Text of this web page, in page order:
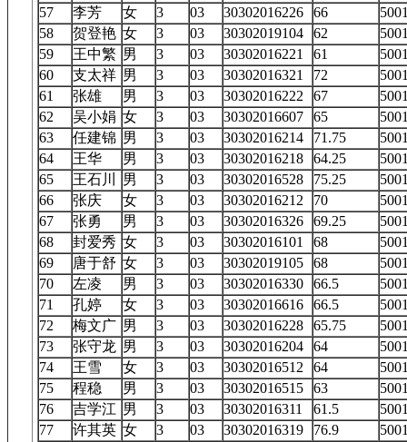
57
李芳 女 3 03 30302016226 66
58
贺登艳 女 3 03 30302019104 62
59
王中繁 男 3 03 30302016221 61
60
支太祥 男 3 03 30302016321 72
61
张雄 男 3 03 30302016222 67
62
吴小娟 女 3 03 30302016607 65
63
任建锦 男 3 03 30302016214 71.75
64
王华 男 3 03 30302016218 64.25
65
王石川 男 3 03 30302016528 75.25
66
张庆 女 3 03 30302016212 70
67
张勇 男 3 03 30302016326 69.25
68
封爱秀 女 3 03 30302016101 68
69
唐于舒 女 3 03 30302019105 68
70
左凌 男 3 03 30302016330 66.5
71
孔婷 女 3 03 30302016616 66.5
72
梅文广 男 3 03 30302016228 65.75
73
张守龙 男 3 03 30302016204 64
74
王雪 女 3 03 30302016512 64
75
程稳 男 3 03 30302016515 63
76
吉学江 男 3 03 30302016311 61.5
77
许其英 女 3 03 30302016319 76.9